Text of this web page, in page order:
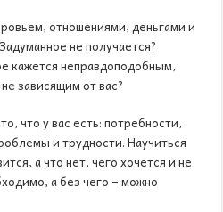
отношениями, деньгами и
не получается?
кажется неправдоподобным,
зависящим от вас?
что у вас есть: потребности,
и трудности. Научиться
а что нет, чего хочется и не
а без чего – можно